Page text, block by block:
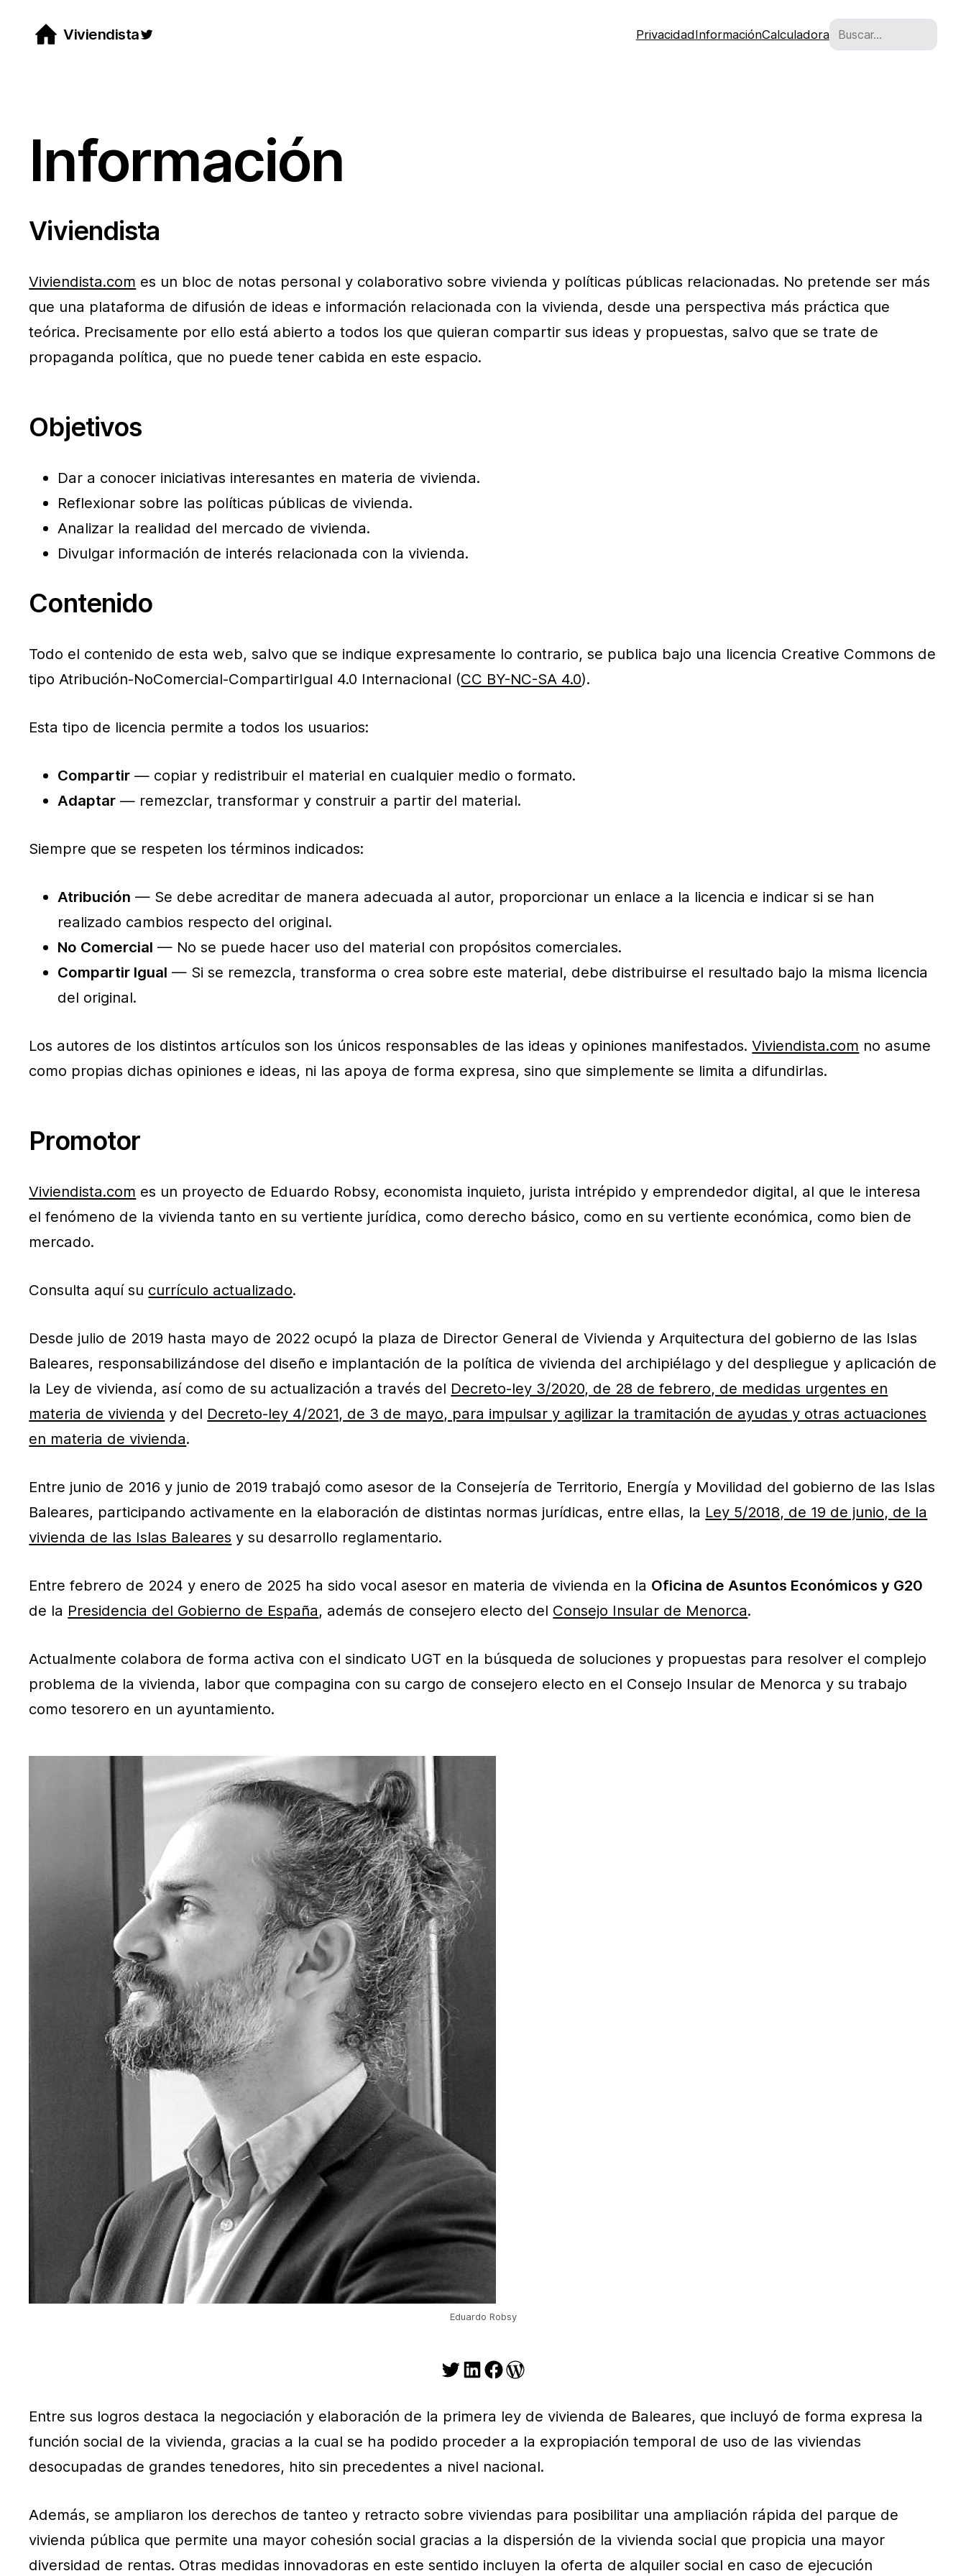
ViviendistaTwitter PrivacidadInformaciónCalculadoraBuscar
Información
Viviendista
Viviendista.com es un bloc de notas personal y colaborativo sobre vivienda y políticas públicas relacionadas. No pretende ser más
que una plataforma de difusión de ideas e información relacionada con la vivienda, desde una perspectiva más práctica que
teórica. Precisamente por ello está abierto a todos los que quieran compartir sus ideas y propuestas, salvo que se trate de
propaganda política, que no puede tener cabida en este espacio.
Objetivos
Dar a conocer iniciativas interesantes en materia de vivienda.
Reflexionar sobre las políticas públicas de vivienda.
Analizar la realidad del mercado de vivienda.
Divulgar información de interés relacionada con la vivienda.
Contenido
Todo el contenido de esta web, salvo que se indique expresamente lo contrario, se publica bajo una licencia Creative Commons de
tipo Atribución-NoComercial-CompartirIgual 4.0 Internacional (CC BY-NC-SA 4.0).
Esta tipo de licencia permite a todos los usuarios:
Compartir — copiar y redistribuir el material en cualquier medio o formato.
Adaptar — remezclar, transformar y construir a partir del material.
Siempre que se respeten los términos indicados:
Atribución — Se debe acreditar de manera adecuada al autor, proporcionar un enlace a la licencia e indicar si se han
realizado cambios respecto del original.
No Comercial — No se puede hacer uso del material con propósitos comerciales.
Compartir Igual — Si se remezcla, transforma o crea sobre este material, debe distribuirse el resultado bajo la misma licencia
del original.
Los autores de los distintos artículos son los únicos responsables de las ideas y opiniones manifestados.Viviendista.com no asume
como propias dichas opiniones e ideas, ni las apoya de forma expresa, sino que simplemente se limita a difundirlas.
Promotor
Viviendista.com es un proyecto de Eduardo Robsy, economista inquieto, jurista intrépido y emprendedor digital, al que le interesa
el fenómeno de la vivienda tanto en su vertiente jurídica, como derecho básico, como en su vertiente económica, como bien de
mercado.
Consulta aquí su currículo actualizado.
Desde julio de 2019 hasta mayo de 2022 ocupó la plaza de Director General de Vivienda y Arquitectura del gobierno de las Islas
Baleares, responsabilizándose del diseño e implantación de la política de vivienda del archipiélago y del despliegue y aplicación de
la Ley de vivienda, así como de su actualización a través del Decreto-ley 3/2020, de 28 de febrero, de medidas urgentes en
materia de vivienda y del Decreto-ley 4/2021, de 3 de mayo, para impulsar y agilizar la tramitación de ayudas y otras actuaciones
en materia de vivienda.
Entre junio de 2016 y junio de 2019 trabajó como asesor de la Consejería de Territorio, Energía y Movilidad del gobierno de las Islas
Baleares, participando activamente en la elaboración de distintas normas jurídicas, entre ellas, la Ley 5/2018, de 19 de junio, de la
vivienda de las Islas Baleares y su desarrollo reglamentario.
Entre febrero de 2024 y enero de 2025 ha sido vocal asesor en materia de vivienda en la Oficina de Asuntos Económicos y G20
de la Presidencia del Gobierno de España, además de consejero electo del Consejo Insular de Menorca.
Actualmente colabora de forma activa con el sindicato UGT en la búsqueda de soluciones y propuestas para resolver el complejo
problema de la vivienda, labor que compagina con su cargo de consejero electo en el Consejo Insular de Menorca y su trabajo
como tesorero en un ayuntamiento.
Eduardo Robsy
Twitter
LinkedIn
Facebook
WordPress
Entre sus logros destaca la negociación y elaboración de la primera ley de vivienda de Baleares, que incluyó de forma expresa la
función social de la vivienda, gracias a la cual se ha podido proceder a la expropiación temporal de uso de las viviendas
desocupadas de grandes tenedores, hito sin precedentes a nivel nacional.
Además, se ampliaron los derechos de tanteo y retracto sobre viviendas para posibilitar una ampliación rápida del parque de
vivienda pública que permite una mayor cohesión social gracias a la dispersión de la vivienda social que propicia una mayor
diversidad de rentas. Otras medidas innovadoras en este sentido incluyen la oferta de alquiler social en caso de ejecución